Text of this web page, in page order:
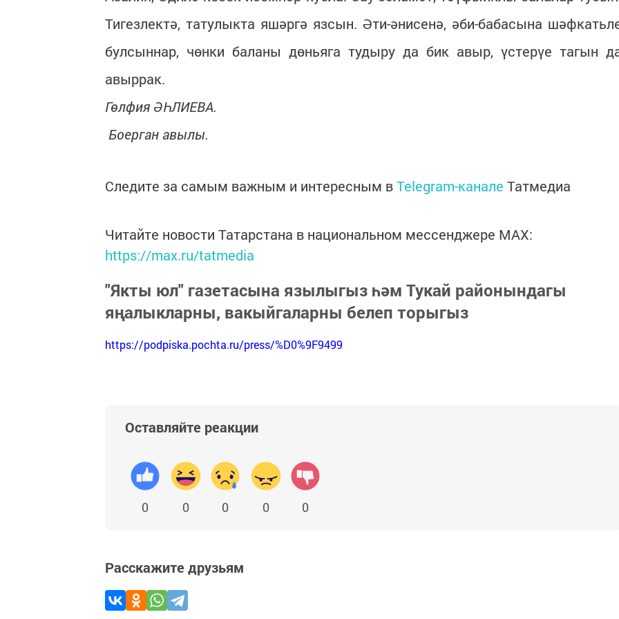
Тигезлектә, татулыкта яшәргә язсын. Әти-әнисенә, әби-бабасына
булсыннар, чөнки баланы дөньяга тудыру да бик авыр, үстерүе тагын
авыррак.
Гөлфия ӘҺЛИЕВА.
Боерган авылы.
Следите за самым важным и интересным вTelegram-канале Татмедиа
Читайте новости Татарстана в национальном мессенджере MАХ:
https://max.ru/tatmedia
"Якты юл" газетасына язылыгыз һәм Тукай районындагы
яңалыкларны, вакыйгаларны белеп торыгыз
https://podpiska.pochta.ru/press/%D0%9F9499
Оставляйте реакции
0 0 0 0 0
Расскажите друзьям